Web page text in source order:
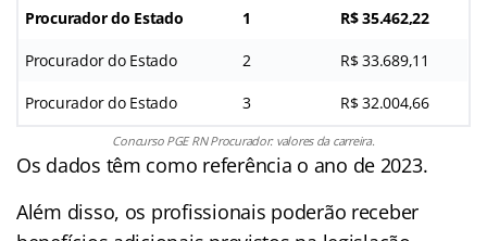
Procurador do Estado 1 R$ 35.462,22
Procurador do Estado 2 R$ 33.689,11
Procurador do Estado 3 R$ 32.004,66
Concurso PGE RN Procurador: valores da carreira.
Os dados têm como referência o ano de 2023.
Além disso, os profissionais poderão receber